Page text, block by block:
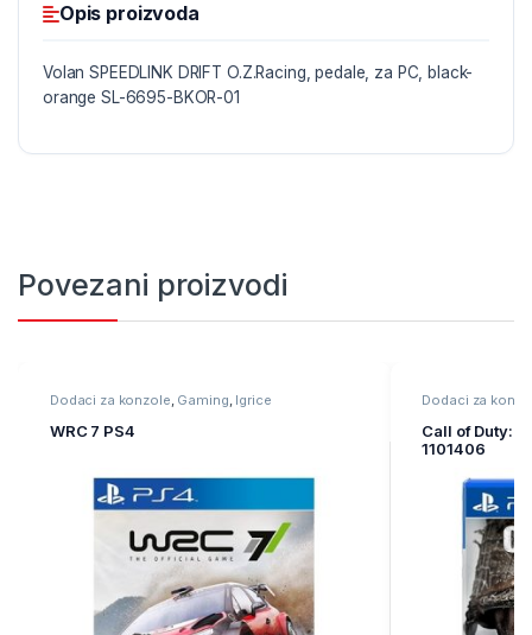
Opis proizvoda
Volan SPEEDLINK DRIFT O.Z.Racing, pedale, za PC, black-
orange SL-6695-BKOR-01
Povezani proizvodi
Dodaci za konzole, Gaming, Igrice
WRC 7 PS4
Dodaci za
Call of Duty:
1101406